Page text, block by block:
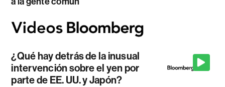
¿Qué hay detrás de la inusual
intervención sobre el yen por
parte de EE. UU. y Japón?